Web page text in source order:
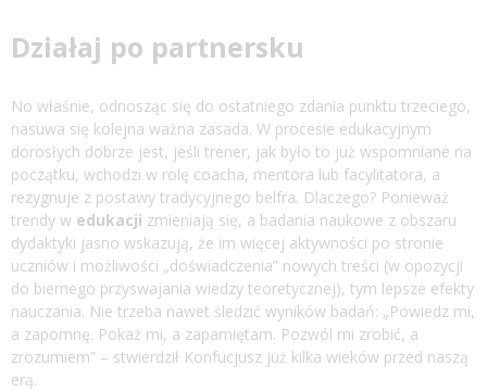
Działaj po partnersku
No właśnie, odnosząc się do ostatniego zdania punktu trzeciego,
nasuwa się kolejna ważna zasada. W procesie edukacyjnym
dorosłych dobrze jest, jeśli trener, jak było to już wspomniane na
początku, wchodzi w rolę coacha, mentora lub facylitatora, a
rezygnuje z postawy tradycyjnego belfra. Dlaczego? Ponieważ
trendy w edukacji zmieniają się, a badania naukowe z obszaru
dydaktyki jasno wskazują, że im więcej aktywności po stronie
uczniów i możliwości „doświadczenia” nowych treści (w opozycji
do biernego przyswajania wiedzy teoretycznej), tym lepsze efekty
nauczania. Nie trzeba nawet śledzić wyników badań: „Powiedz mi,
a zapomnę. Pokaż mi, a zapamiętam. Pozwól mi zrobić, a
zrozumiem” – stwierdził Konfucjusz już kilka wieków przed naszą
erą.